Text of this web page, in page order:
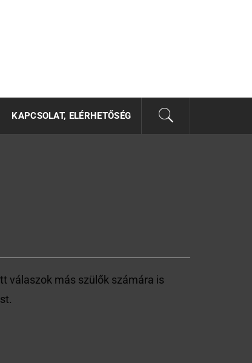
KAPCSOLAT, ELÉRHETŐSÉG
válaszok más szülők számára is